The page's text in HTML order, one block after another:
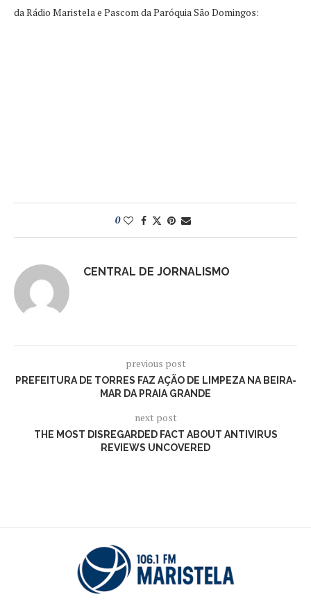
da Rádio Maristela e Pascom da Paróquia São Domingos:
0
CENTRAL DE JORNALISMO
previous post
PREFEITURA DE TORRES FAZ AÇÃO DE LIMPEZA NA BEIRA-
MAR DA PRAIA GRANDE
next post
THE MOST DISREGARDED FACT ABOUT ANTIVIRUS
REVIEWS UNCOVERED